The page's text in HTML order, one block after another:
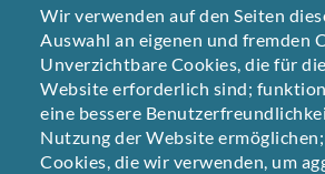
Wir verwenden auf den Seiten
Auswahl an eigenen und fremden
Unverzichtbare Cookies, die für
Website erforderlich sind;
eine bessere
Nutzung der Website
Cookies, die wir verwenden, um
Die Corona-Krise betrifft uns alle.
Buchbranche. Buchläden sind
nimmt keine neuen Bücher mehr an.
viele Wege, an gute Bücher zu
Buchhandel zu unterstützen. Es gibt
von Solidaritätsaktionen, die wir als
Coverdesigner*innen gerne